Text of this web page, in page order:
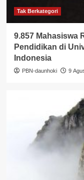
Tak Berkategori
9.857 Mahasiswa
Pendidikan di
Indonesia
PBN-daunhoki 9